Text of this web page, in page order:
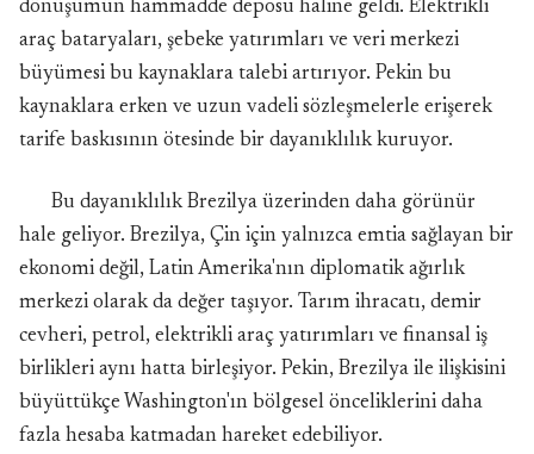
dönüşümün hammadde deposu haline geldi. Elektrikli
araç bataryaları, şebeke yatırımları ve veri merkezi
büyümesi bu kaynaklara talebi artırıyor. Pekin bu
kaynaklara erken ve uzun vadeli sözleşmelerle erişerek
tarife baskısının ötesinde bir dayanıklılık kuruyor.
Bu dayanıklılık Brezilya üzerinden daha görünür
hale geliyor. Brezilya, Çin için yalnızca emtia sağlayan bir
ekonomi değil, Latin Amerika'nın diplomatik ağırlık
merkezi olarak da değer taşıyor. Tarım ihracatı, demir
cevheri, petrol, elektrikli araç yatırımları ve finansal iş
birlikleri aynı hatta birleşiyor. Pekin, Brezilya ile ilişkisini
büyüttükçe Washington'ın bölgesel önceliklerini daha
fazla hesaba katmadan hareket edebiliyor.